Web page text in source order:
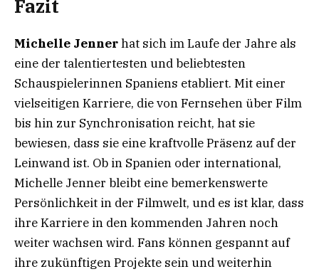
Fazit
Michelle Jennerhat sich im Laufe der Jahre als
eine der talentiertesten und beliebtesten
Schauspielerinnen Spaniens etabliert. Mit einer
vielseitigen Karriere, die von Fernsehen über Film
bis hin zur Synchronisation reicht, hat sie
bewiesen, dass sie eine kraftvolle Präsenz auf der
Leinwand ist. Ob in Spanien oder international,
Michelle Jenner bleibt eine bemerkenswerte
Persönlichkeit in der Filmwelt, und es ist klar, dass
ihre Karriere in den kommenden Jahren noch
weiter wachsen wird. Fans können gespannt auf
ihre zukünftigen Projekte sein und weiterhin